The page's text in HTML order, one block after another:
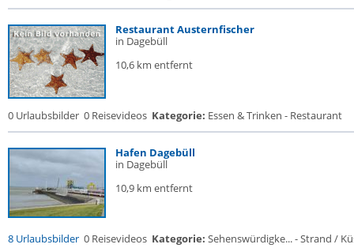
Restaurant Austernfischer
in Dagebüll
10,6 km entfernt
0 Urlaubsbilder 0 Reisevideos Kategorie: Essen & Trinken - Restaurant
Hafen Dagebüll
in Dagebüll
10,9 km entfernt
8 Urlaubsbilder 0 Reisevideos Kategorie: Sehenswürdigke... - Strand /